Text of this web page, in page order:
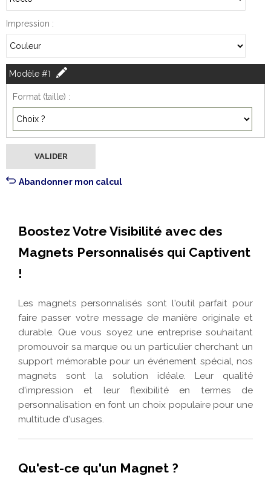
Impression
Modèle #1
Format (taille)
Abandonner mon calcul